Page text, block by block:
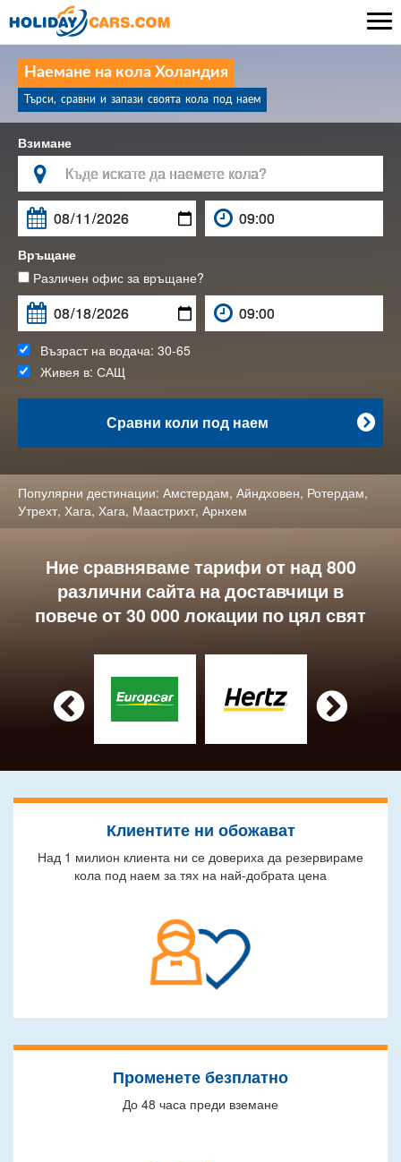
Наемане на кола Холандия
Търси, сравни и запази своята кола под наем
Взимане


Връщане
Различен офис за връщане?
Възраст на водача: 30-65
Живея в: САЩ

Сравни коли под наем
Популярни дестинации: Амстердам, Айндховен, Ротердам,
Утрехт, Хага, Хага, Маастрихт, Арнхем
Ние сравняваме тарифи от над 800
различни сайта на доставчици в
повече от 30 000 локации по цял свят
 
Клиентите ни обожават
Над 1 милион клиента ни се довериха да резервираме
кола под наем за тях на най-добрата цена
Променете безплатно
До 48 часа преди вземане